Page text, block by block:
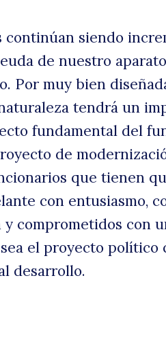
continúan siendo
de nuestro
Por muy bien
tendrá un
fundamental del
de
que tienen
con entusiasmo,
y comprometidos con
el proyecto político
desarrollo.